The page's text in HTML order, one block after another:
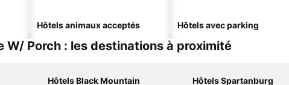
Hôtels animaux acceptés Hôtels avec parking
W/ Porch : les destinations à proximité
Hôtels Black Mountain
Hôtels Spartanburg